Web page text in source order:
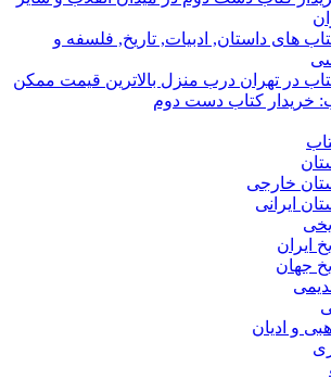
های داستان, ادبیات, تاریخ, فلسفه و
در تهران درب منزل بالاترین قیمت ممکن
خریدار کتاب دست دوم
خارجی
ایرانی
ایران
جهان
و ادیان